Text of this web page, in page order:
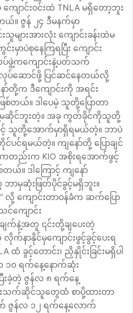
ျောင်းဝင်းထဲ TNLA မရှိတော့ဘူး
။ ဇွန် ၂၄ ဒီမနက်မှာ
သူများအားလုံး ကျောင်းခန်းထဲမ
မှာပဲစုနေကြရပြီး ကျောင်း
ပ်ဖွဲ့ကကျောင်းနဲ့ပတ်သက်
ပ်ဆောင်ဖို့ ပြင်ဆင်နေတယ်လို့
တို့က ဒီကျောင်းကို အရင်း
စ်တယ်။ ဒါပေမဲ့ သူတို့ပြောတာ
ဆိုင်ဘူးတဲ့။ အခု ကွတ်ခိုင်ကိုသူတို့
ာင့် သူတို့အောက်မှာရှိရမယ်တဲ့။ ဘာပဲ
ရမယ်တဲ့။ ကျနော်တို့ ပြောချင်
တည်းက KIO အစိုးရအောက်ဖွင့်
တယ်။ ဒါကြောင့် ကျနော်
ာမှဆုံးဖြတ်ပိုင်ခွင့်မရှိဘူး။
လို့ ကျောင်းတာဝန်ခံက ဆက်ပြော
ကျောင်း
ျက်နဲ့အတူ ၎င်းတို့ချပေးတဲ့
က်နာနိုင်မှကျောင်းဖွင့်ခွင့်ပေးရ
ခွင့်တောင်း၊ ညှိနှိုင်းခြင်းမရှိပါ
၁၀ ရက်နေ့နောက်ဆုံး
းခဲ့တဲ့ ဇွန်လ ၈ ရက်နေ့
းသက်ဆိုင်သူတွေထံ စာပို့ထားတာ
ာက် ဇွန်လ ၁၂ ရက်နေ့လောက်